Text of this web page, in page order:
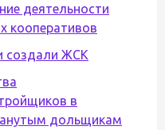
деятельности
кооперативов
создали ЖСК
в
дольщикам